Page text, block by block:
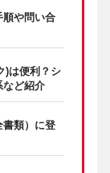
順や問い合
)は便利？シ
など紹介
書類）に登